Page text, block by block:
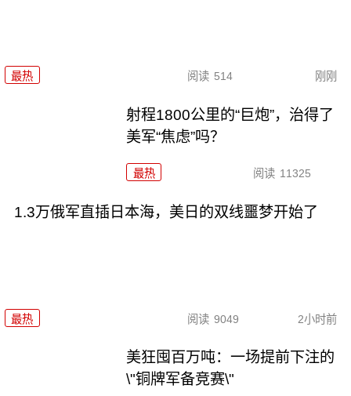
最热 阅读 514 刚刚
射程1800公里的“巨炮”，治得了
美军“焦虑”吗？
最热 阅读 11325
1.3万俄军直插日本海，美日的双线噩梦开始了
最热 阅读 9049 2小时前
美狂囤百万吨：一场提前下注的
\"铜牌军备竞赛\"